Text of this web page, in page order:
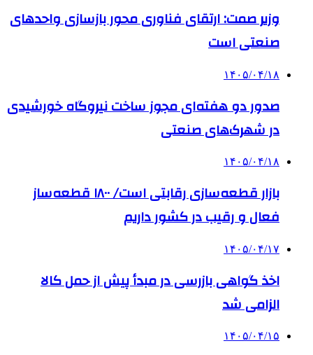
وزیر صمت: ارتقای فناوری محور بازسازی واحدهای
صنعتی است
۱۴۰۵/۰۴/۱۸
صدور دو هفته‌ای مجوز ساخت نیروگاه خورشیدی
در شهرک‌های صنعتی
۱۴۰۵/۰۴/۱۸
بازار قطعه‌سازی رقابتی است/ ۱۸۰۰ قطعه‌ساز
فعال و رقیب در کشور داریم
۱۴۰۵/۰۴/۱۷
اخذ گواهی بازرسی در مبدأ پیش از حمل کالا
الزامی شد
۱۴۰۵/۰۴/۱۵